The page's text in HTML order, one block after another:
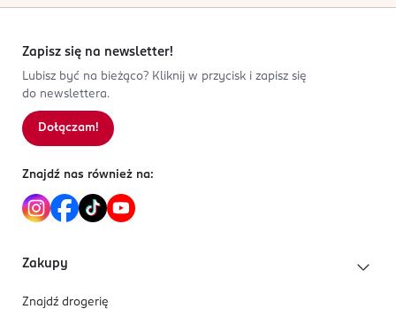
4
0%
2
1
0%
Sortowanie wg
Zapisz się na newsletter!
Lubisz być na bieżąco? Kliknij w przycisk i zapisz się
do newslettera.
Dołączam!
Znajdź nas również na:
Zakupy
Znajdź drogerię